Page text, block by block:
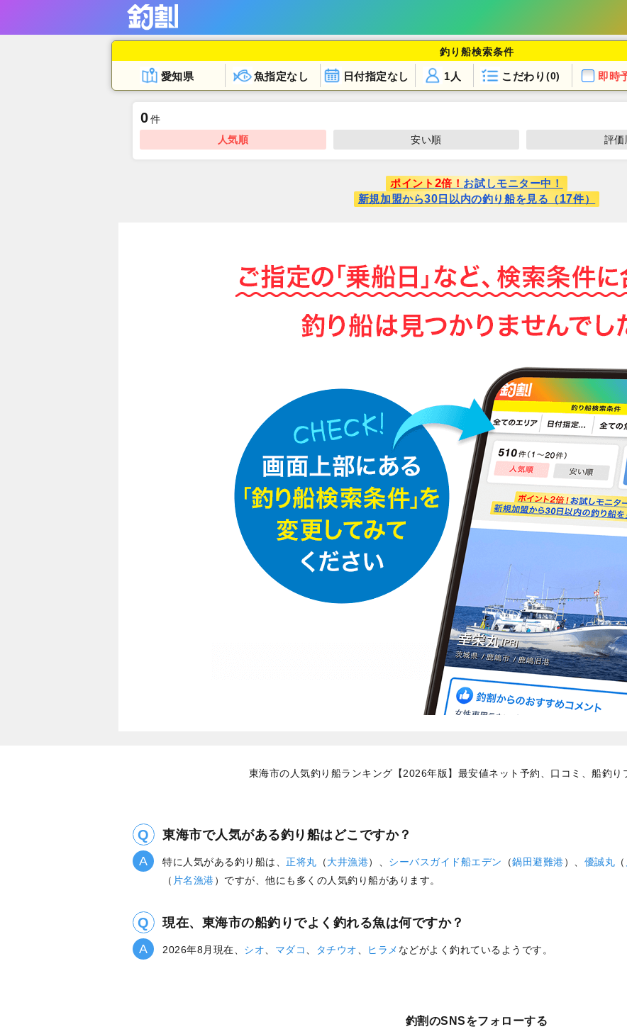
釣り船検索条件
愛知県 魚指定なし 日付指定なし こだわり (0)
1人 即時
0件
人気順
安い順 評価
ポイント 2倍！ お試しモニター中！
新規加盟から30 日以内の釣り船を見る（17件）
東海市の人気釣り船ランキング【2026年版】最安値ネット予約、口コミ、船釣り
東海市で人気がある釣り船はどこですか？
特に人気がある釣り船は、 正将丸 （大井漁港）、 シーバスガイド船エデン （鍋田避難港）、 優誠丸 （
（ 片名漁港）ですが、他にも多くの人気釣り船があります。
現在、東海市の船釣りでよく釣れる魚は何ですか？
2026年8月現在、 シオ、 マダコ、 タチウオ、 ヒラメ などがよく釣れているようです。
釣割のSNSをフォローする